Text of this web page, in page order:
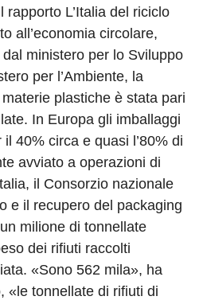
L’Italia del riciclo
all’economia circolare,
ministero per lo Sviluppo
per l’Ambiente, la
plastiche è stata pari
In Europa gli imballaggi
40% circa e quasi l’80% di
avviato a operazioni di
il Consorzio nazionale
e il recupero del packaging
milione di tonnellate
dei rifiuti raccolti
«Sono 562 mila», ha
«le tonnellate di rifiuti di